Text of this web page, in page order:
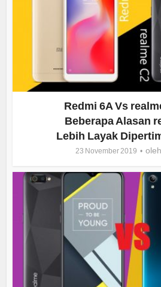
Redmi 6A Vs
Beberapa Alasan
Lebih Layak
23 November 2019 oleh